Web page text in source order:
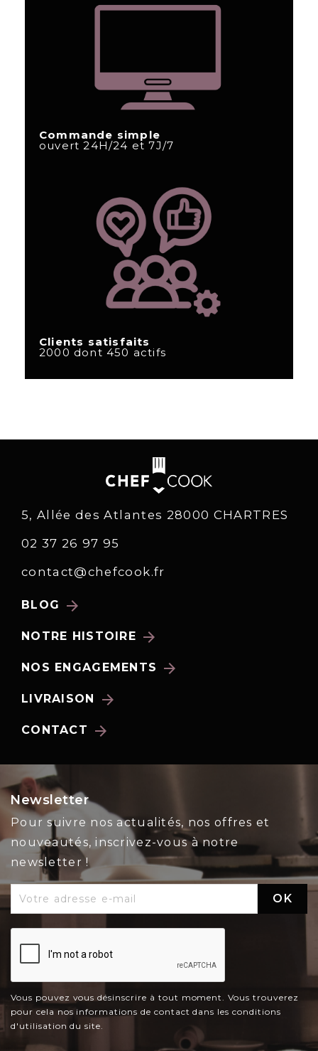
Commande simple
ouvert 24H/24 et 7J/7
Clients satisfaits
2000 dont 450 actifs
5, Allée des Atlantes 28000 CHARTRES
02 37 26 97 95
contact@chefcook.fr
BLOG arrow_forward
NOTRE HISTOIRE arrow_forward
NOS ENGAGEMENTS arrow_forward
LIVRAISON arrow_forward
CONTACT arrow_forward
Newsletter
Pour suivre nos actualités, nos offres et
nouveautés, inscrivez-vous à notre
newsletter !
Vous pouvez vous désinscrire à tout moment. Vous trouverez
pour cela nos informations de contact dans les conditions
d'utilisation du site.